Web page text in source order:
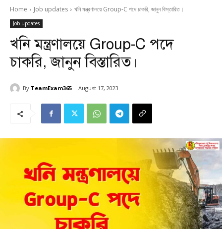
Home Job updates খনি মন্ত্রণালয়ে Group-C পদে চাকরি, জানুন বিস্তারিত।
Job updates
খনি মন্ত্রণালয়ে Group-C পদে
চাকরি, জানুন বিস্তারিত।
By TeamExam365 August 17, 2023